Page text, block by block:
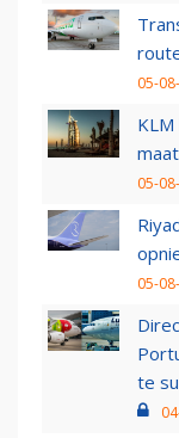
05-
05-
05-
te